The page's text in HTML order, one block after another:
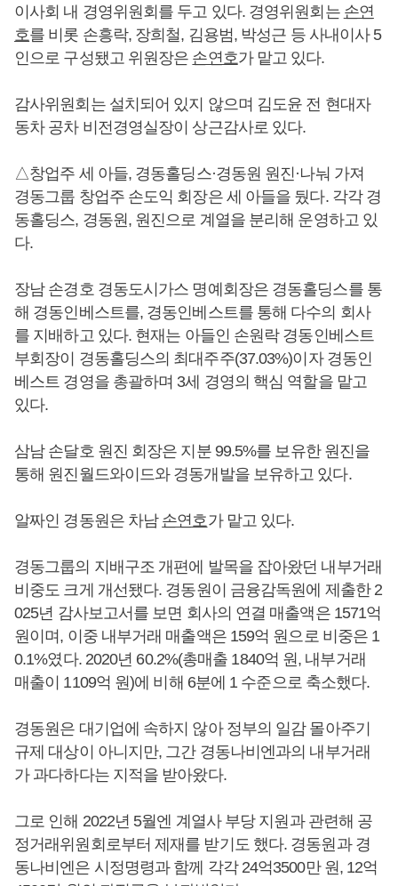
이사회 내 경영위원회를 두고 있다. 경영위원회는 손연
호를 비롯 손흥락, 장희철, 김용범, 박성근 등 사내이사 5
인으로 구성됐고 위원장은 손연호가 맡고 있다.
감사위원회는 설치되어 있지 않으며 김도윤 전 현대자
동차 공차 비전경영실장이 상근감사로 있다.
△창업주 세 아들, 경동홀딩스·경동원 원진·나눠 가져
경동그룹 창업주 손도익 회장은 세 아들을 뒀다. 각각 경
동홀딩스, 경동원, 원진으로 계열을 분리해 운영하고 있
다.
장남 손경호 경동도시가스 명예회장은 경동홀딩스를 통
해 경동인베스트를, 경동인베스트를 통해 다수의 회사
를 지배하고 있다. 현재는 아들인 손원락 경동인베스트
부회장이 경동홀딩스의 최대주주(37.03%)이자 경동인
베스트 경영을 총괄하며 3세 경영의 핵심 역할을 맡고
있다.
삼남 손달호 원진 회장은 지분 99.5%를 보유한 원진을
통해 원진월드와이드와 경동개발을 보유하고 있다.
알짜인 경동원은 차남 손연호가 맡고 있다.
경동그룹의 지배구조 개편에 발목을 잡아왔던 내부거래
비중도 크게 개선됐다. 경동원이 금융감독원에 제출한 2
025년 감사보고서를 보면 회사의 연결 매출액은 1571억
원이며, 이중 내부거래 매출액은 159억 원으로 비중은 1
0.1%였다. 2020년 60.2%(총매출 1840억 원, 내부거래
매출이 1109억 원)에 비해 6분에 1 수준으로 축소했다.
경동원은 대기업에 속하지 않아 정부의 일감 몰아주기
규제 대상이 아니지만, 그간 경동나비엔과의 내부거래
가 과다하다는 지적을 받아왔다.
그로 인해 2022년 5월엔 계열사 부당 지원과 관련해 공
정거래위원회로부터 제재를 받기도 했다. 경동원과 경
동나비엔은 시정명령과 함께 각각 24억3500만 원, 12억